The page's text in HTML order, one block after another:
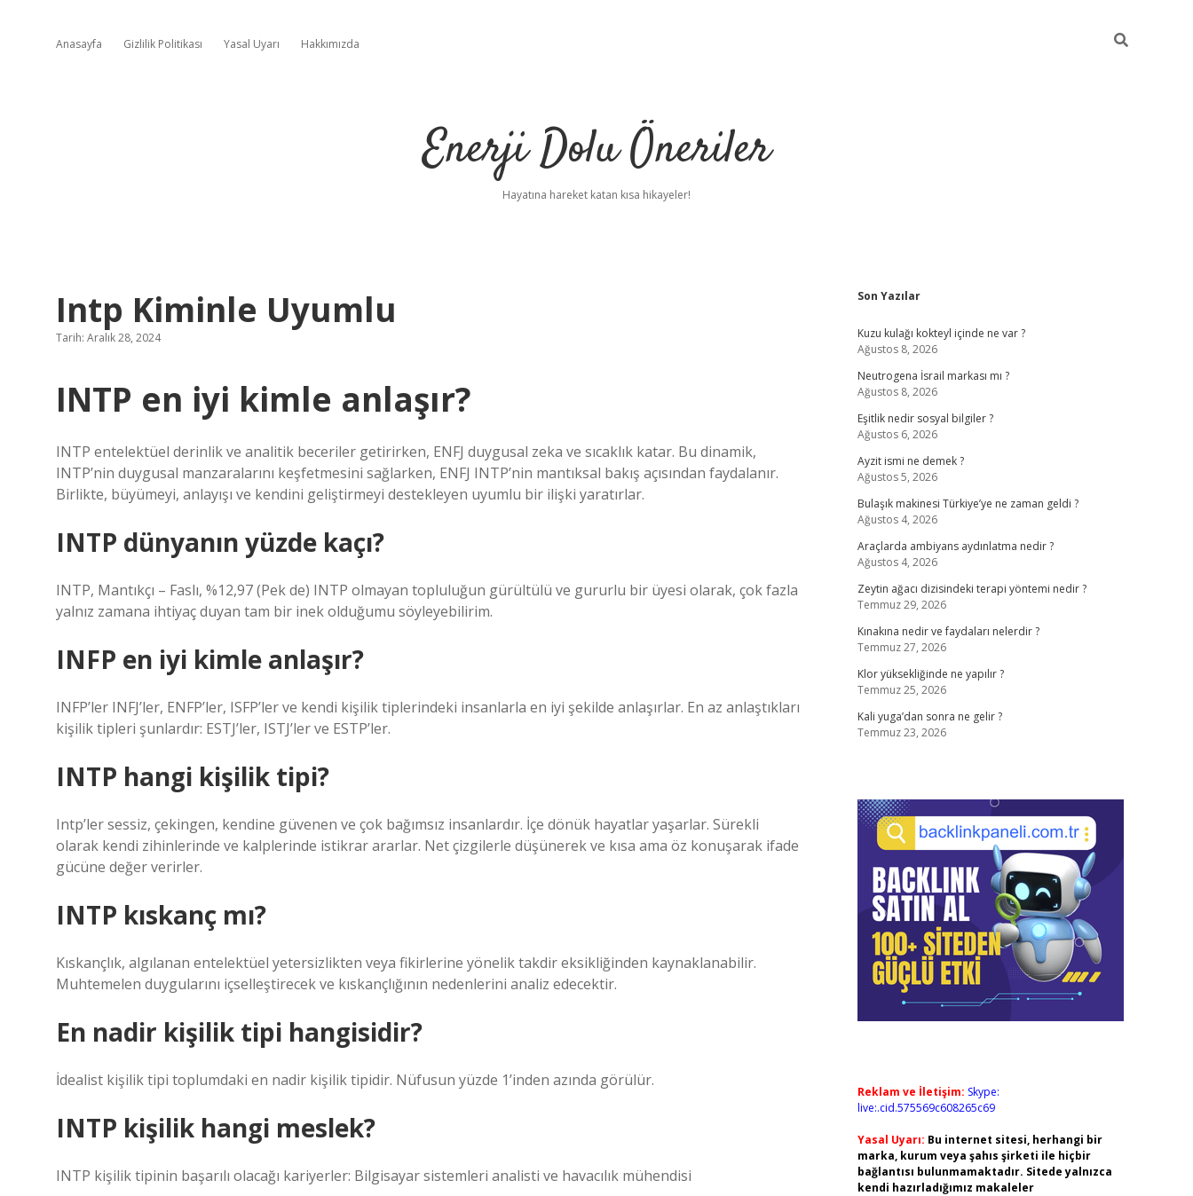
Anasayfa Gizlilik Politikası Yasal Uyarı Hakkımızda
Enerji Dolu Öneriler
Hayatına hareket katan kısa hikayeler!
Intp Kiminle Uyumlu
Tarih: Aralık 28, 2024
INTP en iyi kimle anlaşır?
INTP entelektüel derinlik ve analitik beceriler getirirken, ENFJ duygusal zeka ve sıcaklık katar. Bu dinamik,
INTP’nin duygusal manzaralarını keşfetmesini sağlarken, ENFJ INTP’nin mantıksal bakış açısından faydalanır.
Birlikte, büyümeyi, anlayışı ve kendini geliştirmeyi destekleyen uyumlu bir ilişki yaratırlar.
INTP dünyanın yüzde kaçı?
INTP, Mantıkçı – Faslı, %12,97 (Pek de) INTP olmayan topluluğun gürültülü ve gururlu bir üyesi olarak, çok fazla
yalnız zamana ihtiyaç duyan tam bir inek olduğumu söyleyebilirim.
INFP en iyi kimle anlaşır?
INFP’ler INFJ’ler, ENFP’ler, ISFP’ler ve kendi kişilik tiplerindeki insanlarla en iyi şekilde anlaşırlar. En az anlaştıkları
kişilik tipleri şunlardır: ESTJ’ler, ISTJ’ler ve ESTP’ler.
INTP hangi kişilik tipi?
Intp’ler sessiz, çekingen, kendine güvenen ve çok bağımsız insanlardır. İçe dönük hayatlar yaşarlar. Sürekli
olarak kendi zihinlerinde ve kalplerinde istikrar ararlar. Net çizgilerle düşünerek ve kısa ama öz konuşarak ifade
gücüne değer verirler.
INTP kıskanç mı?
Kıskançlık, algılanan entelektüel yetersizlikten veya fikirlerine yönelik takdir eksikliğinden kaynaklanabilir.
Muhtemelen duygularını içselleştirecek ve kıskançlığının nedenlerini analiz edecektir.
En nadir kişilik tipi hangisidir?
İdealist kişilik tipi toplumdaki en nadir kişilik tipidir. Nüfusun yüzde 1’inden azında görülür.
INTP kişilik hangi meslek?
INTP kişilik tipinin başarılı olacağı kariyerler: Bilgisayar sistemleri analisti ve havacılık mühendisi
Sidebar
Son Yazılar
Kuzu kulağı kokteyl içinde ne var ?
Ağustos 8, 2026
Neutrogena İsrail markası mı ?
Ağustos 8, 2026
Eşitlik nedir sosyal bilgiler ?
Ağustos 6, 2026
Ayzit ismi ne demek ?
Ağustos 5, 2026
Bulaşık makinesi Türkiye’ye ne zaman geldi ?
Ağustos 4, 2026
Araçlarda ambiyans aydınlatma nedir ?
Ağustos 4, 2026
Zeytin ağacı dizisindeki terapi yöntemi nedir ?
Temmuz 29, 2026
Kınakına nedir ve faydaları nelerdir ?
Temmuz 27, 2026
Klor yüksekliğinde ne yapılır ?
Temmuz 25, 2026
Kali yuga’dan sonra ne gelir ?
Temmuz 23, 2026
Reklam ve İletişim: Skype:
live:.cid.575569c608265c69
Yasal Uyarı: Bu internet sitesi, herhangi bir
marka, kurum veya şahıs şirketi ile hiçbir
bağlantısı bulunmamaktadır. Sitede yalnızca
kendi hazırladığımız makaleler